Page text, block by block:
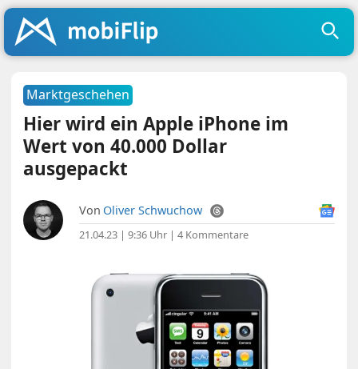
Marktgeschehen
Hier wird ein Apple iPhone im
Wert von 40.000 Dollar
ausgepackt
Von Oliver Schwuchow
21.04.23 | 9:36 Uhr |4 Kommentare